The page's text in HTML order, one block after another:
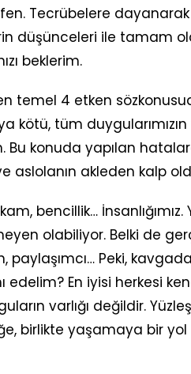
Tecrübelere
düşünceleri ile tamam
beklerim.
temel 4 etken
kötü, tüm
Bu konuda yapılan
aslolanın akleden kalp
bencillik…
olabiliyor. Belki de
paylaşımcı… Peki,
edelim? En iyisi herkesi
varlığı değildir.
birlikte yaşamaya bir